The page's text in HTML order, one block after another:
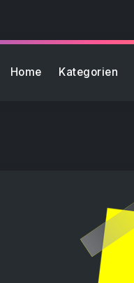
Home Kategorien